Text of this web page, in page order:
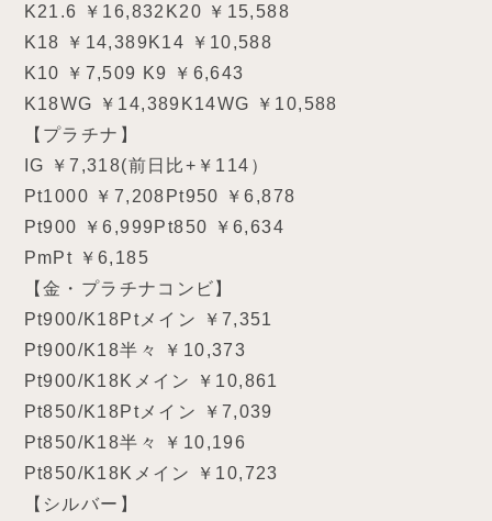
K21.6 ￥16,832K20 ￥15,588
K18 ￥14,389K14 ￥10,588
K10 ￥7,509 K9 ￥6,643
K18WG ￥14,389K14WG ￥10,588
【プラチナ】
IG ￥7,318(前日比+￥114）
Pt1000 ￥7,208Pt950 ￥6,878
Pt900 ￥6,999Pt850 ￥6,634
PmPt ￥6,185
【金・プラチナコンビ】
Pt900/K18Ptメイン ￥7,351
Pt900/K18半々 ￥10,373
Pt900/K18Kメイン ￥10,861
Pt850/K18Ptメイン ￥7,039
Pt850/K18半々 ￥10,196
Pt850/K18Kメイン ￥10,723
【シルバー】